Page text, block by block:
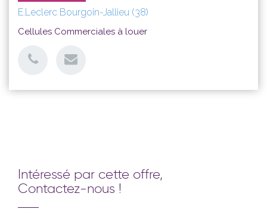
E.Leclerc Bourgoin-Jallieu (38)
Cellules Commerciales à louer
Intéressé par cette offre,
Contactez-nous !